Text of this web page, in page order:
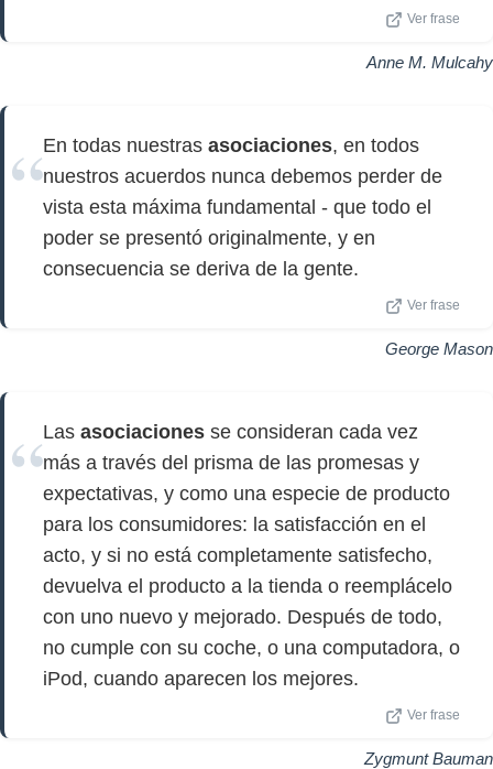
Ver frase
Anne M. Mulcahy
En todas nuestras asociaciones, en todos
nuestros acuerdos nunca debemos perder de
vista esta máxima fundamental - que todo el
poder se presentó originalmente, y en
consecuencia se deriva de la gente.
Ver frase
George Mason
Las asociaciones se consideran cada vez
más a través del prisma de las promesas y
expectativas, y como una especie de producto
para los consumidores: la satisfacción en el
acto, y si no está completamente satisfecho,
devuelva el producto a la tienda o reemplácelo
con uno nuevo y mejorado. Después de todo,
no cumple con su coche, o una computadora, o
iPod, cuando aparecen los mejores.
Ver frase
Zygmunt Bauman